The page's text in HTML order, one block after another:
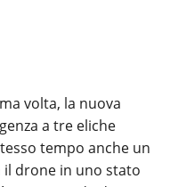
volta, la nuova
a tre eliche
tempo anche un
drone in uno stato